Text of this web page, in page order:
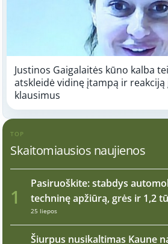
Justinos Gaigalaitės kūno kalba
atskleidė vidinę įtampą ir
klausimus
TOP
Skaitomiausios naujienos
1
Pasiruoškite: stabdys
techninę apžiūrą, grės ir 1,2
25 liepos
Šiurpus nusikaltimas Kaune